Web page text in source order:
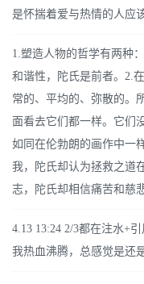
是怀揣着爱与热情的人应
1.塑造人物的哲学有两种
和谐性，陀氏是前者。2.
常的、平均的、弥散的。
面看去它们都一样。它们
如同在伦勃朗的画作中一
我，陀氏却认为拯救之道
志，陀氏却相信痛苦和慈
4.13 13:24 2/3都在注水+
我热血沸腾，总感觉是还